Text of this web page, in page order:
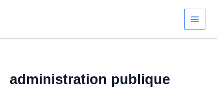
administration publique